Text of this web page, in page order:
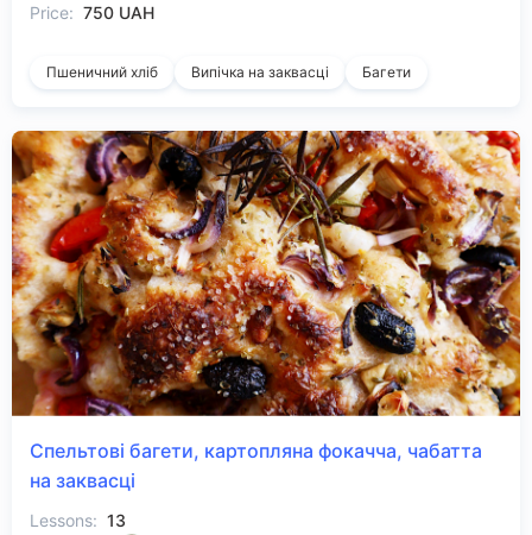
Price: 750 UAH
Пшеничний хліб Випічка на заквасці Багети
Спельтові багети, картопляна фокачча, чабатта
на заквасці
Lessons: 13